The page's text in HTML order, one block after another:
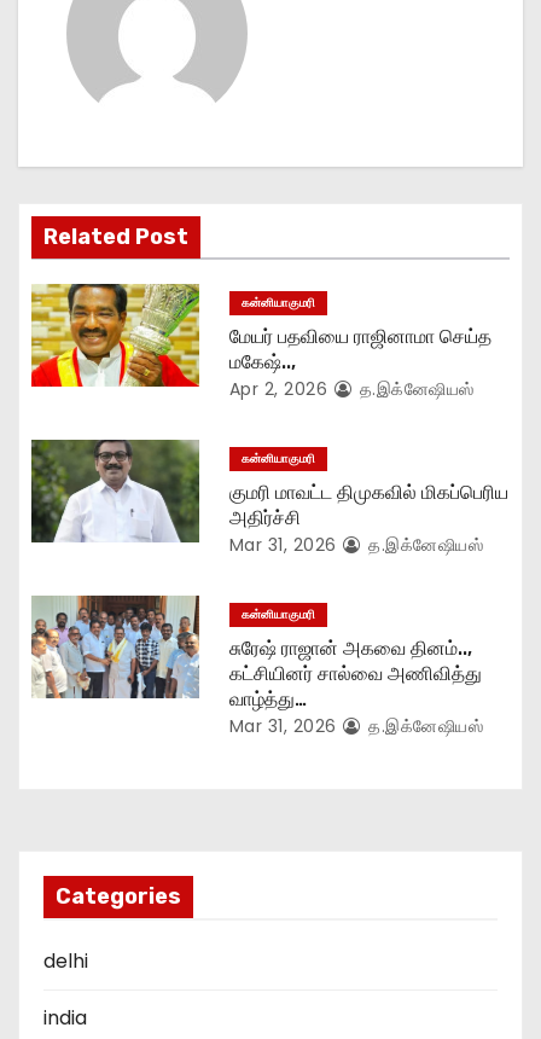
a
t
i
o
n
Related Post
கன்னியாகுமரி
மேயர் பதவியை ராஜினாமா செய்த
மகேஷ்..,
Apr 2, 2026 த.இக்னேஷியஸ்
கன்னியாகுமரி
குமரி மாவட்ட திமுகவில் மிகப்பெரிய
அதிர்ச்சி
Mar 31, 2026 த.இக்னேஷியஸ்
கன்னியாகுமரி
சுரேஷ் ராஜான் அகவை தினம்..,
கட்சியினர் சால்வை அணிவித்து
வாழ்த்து…
Mar 31, 2026 த.இக்னேஷியஸ்
Categories
delhi
india